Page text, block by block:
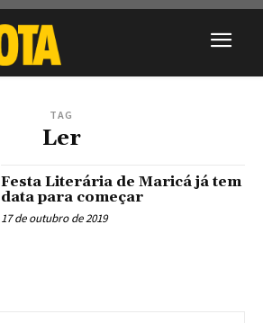
TAG
Ler
Festa Literária de Maricá já tem
data para começar
17 de outubro de 2019